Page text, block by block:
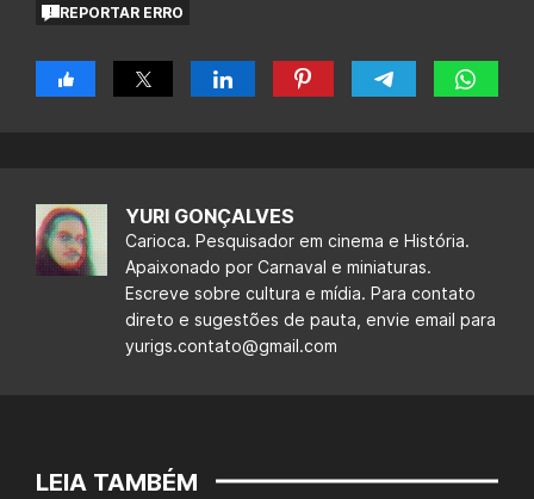
REPORTAR ERRO
YURI GONÇALVES
Carioca. Pesquisador em cinema e História.
Apaixonado por Carnaval e miniaturas.
Escreve sobre cultura e mídia. Para contato
direto e sugestões de pauta, envie email para
yurigs.contato@gmail.com
LEIA TAMBÉM